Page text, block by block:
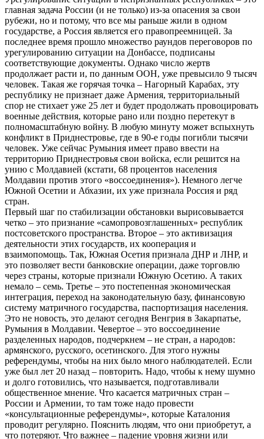
главная задача России (и не только) из-за опасения за свои
рубежи, но и потому, что все мы раньше жили в одном
государстве, а Россия является его правопреемницей. За
последнее время прошло множество раундов переговоров по
урегулированию ситуации на Донбассе, подписаны
соответствующие документы. Однако число жертв
продолжает расти и, по данным ООН, уже превысило 9 тысяч
человек. Такая же горячая точка – Нагорный Карабах, эту
республику не признает даже Армения, территориальный
спор не стихает уже 25 лет и будет продолжать провоцировать
военные действия, которые рано или поздно перетекут в
полномасштабную войну. В любую минуту может вспыхнуть
конфликт в Приднестровье, где в 90-е годы погибли тысячи
человек. Уже сейчас Румыния имеет право ввести на
территорию Приднестровья свои войска, если решится на
унию с Молдавией (кстати, 68 процентов населения
Молдавии против этого «воссоединения»). Немного легче
Южной Осетии и Абхазии, их уже признала Россия и ряд
стран.
Первый шаг по стабилизации обстановки вырисовывается
четко – это признание «самопровозглашенных» республик
постсоветского пространства. Второе – это активизация
деятельности этих государств, их кооперация и
взаимопомощь. Так, Южная Осетия признала ДНР и ЛНР, и
это позволяет вести банковские операции, даже торговлю
через страны, которые признали Южную Осетию. А таких
немало – семь. Третье – это постепенная экономическая
интеграция, переход на законодательную базу, финансовую
систему матричного государства, паспортизация населения.
Это не новость, это делают сегодня Венгрия в Закарпатье,
Румыния в Молдавии. Чевертое – это воссоединение
разделенных народов, подчеркнем – не стран, а народов:
армянского, русского, осетинского. Для этого нужны
референдумы, чтобы на них было много наблюдателей. Если
уже был лет 20 назад – повторить. Надо, чтобы к нему шумно
и долго готовились, что называется, подготавливали
общественное мнение. Что касается матричных стран –
России и Армении, то там тоже надо провести
«консультационные референдумы», которые Каталония
проводит регулярно. Пояснить людям, что они приобретут, а
что потеряют. Что важнее – падение уровня жизни или